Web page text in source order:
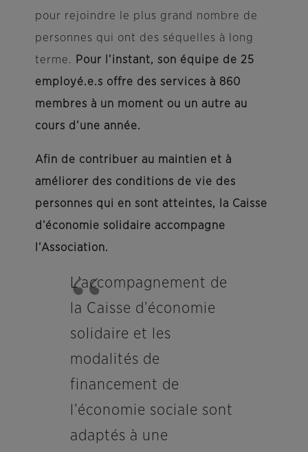
pour rejoindre le plus grand nombre de
personnes qui ont des séquelles à long
terme.
Pour l’instant, son équipe de 25
employé.e.s offre des services à 860
membres à un moment ou un autre au
cours d’une année.
Afin de contribuer au maintien et à
améliorer des conditions de vie des
personnes qui en sont atteintes, la Caisse
d’économie solidaire accompagne
l’Association.
L’accompagnement de
la Caisse d’économie
solidaire et les
modalités de
financement de
l’économie sociale sont
adaptés à une